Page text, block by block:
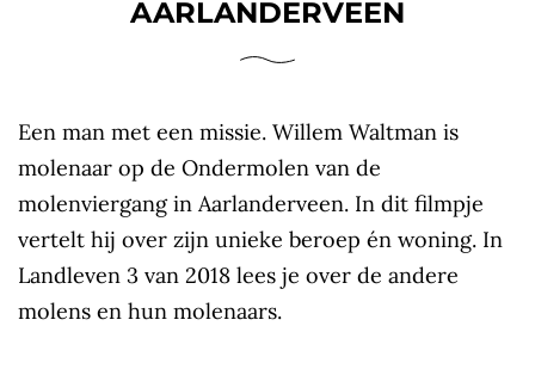
AARLANDERVEEN
Een man met een missie. Willem Waltman is
molenaar op de Ondermolen van de
molenviergang in Aarlanderveen. In dit filmpje
vertelt hij over zijn unieke beroep én woning. In
Landleven 3 van 2018 lees je over de andere
molens en hun molenaars.